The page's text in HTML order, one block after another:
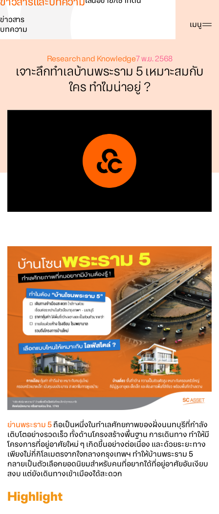
ค้นหา เมนู
ข่าวสาร
บทความ
Research and Knowledge7 พ.ย. 2568
เจาะลึกทำเลบ้านพระราม 5 เหมาะสมกับ
ใคร ทำไมน่าอยู่ ?
ย่านพระราม 5ถือเป็นหนึ่งในทำเลศักยภาพของฝั่งนนทบุรีที่กำลัง
เติบโตอย่างรวดเร็ว ทั้งด้านโครงสร้างพื้นฐาน การเดินทาง ทำให้มี
โครงการที่อยู่อาศัยใหม่ ๆ เกิดขึ้นอย่างต่อเนื่อง และด้วยระยะทาง
เพียงไม่กี่กิโลเมตรจากใจกลางกรุงเทพฯ ทำให้บ้านพระราม 5
กลายเป็นตัวเลือกยอดนิยมสำหรับคนที่อยากได้ที่อยู่อาศัยอันเงียบ
สงบ แต่ยังเดินทางเข้าเมืองได้สะดวก
Highlight